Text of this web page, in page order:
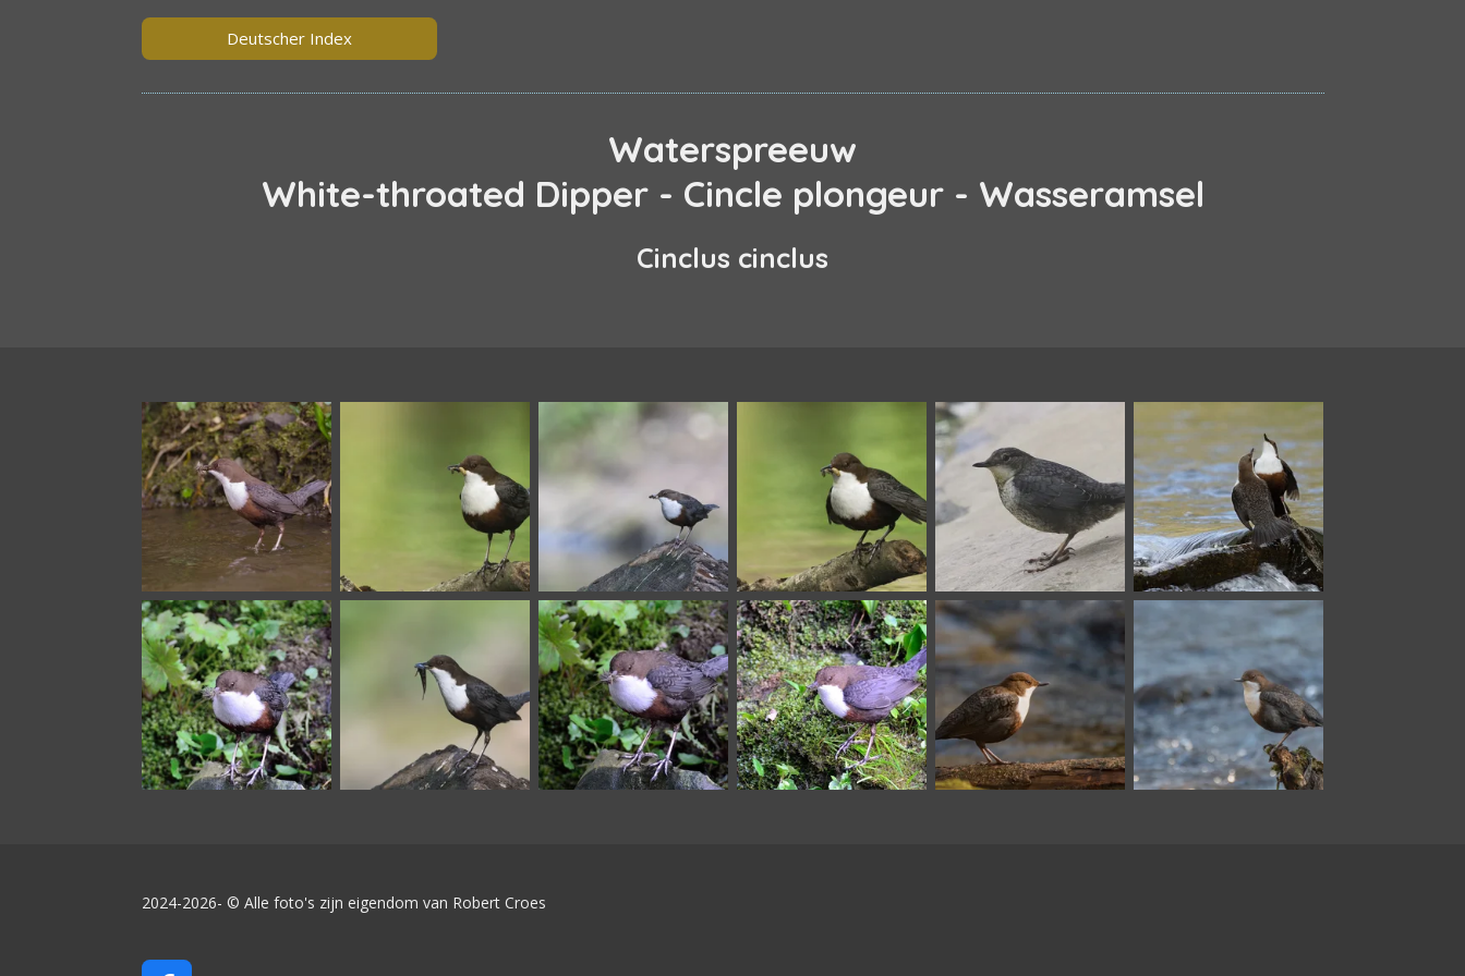
Deutscher Index
Waterspreeuw
White-throated Dipper - Cincle plongeur - Wasseramsel
Cinclus cinclus
2024-2026- © Alle foto's zijn eigendom van Robert Croes